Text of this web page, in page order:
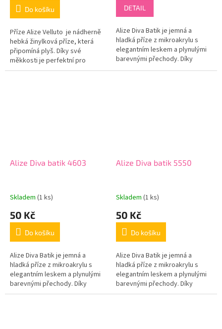
Do košíku
Příze Alize Velluto je nádherně
hebká žinylková příze, která
připomíná plyš. Díky své
měkkosti je perfektní pro
výrobu amigurumi hraček, dek,
DETAIL
Alize Diva Batik je jemná a
hladká příze z mikroakrylu s
elegantním leskem a plynulými
barevnými přechody. Díky
batikovému efektu vznikají
Alize Diva batik 4603
Skladem (1 ks)
50 Kč
Do košíku
Alize Diva Batik je jemná a
hladká příze z mikroakrylu s
elegantním leskem a plynulými
barevnými přechody. Díky
batikovému efektu vznikají
Alize Diva batik 5550
Skladem (1 ks)
50 Kč
Do košíku
Alize Diva Batik je jemná a
hladká příze z mikroakrylu s
elegantním leskem a plynulými
barevnými přechody. Díky
batikovému efektu vznikají